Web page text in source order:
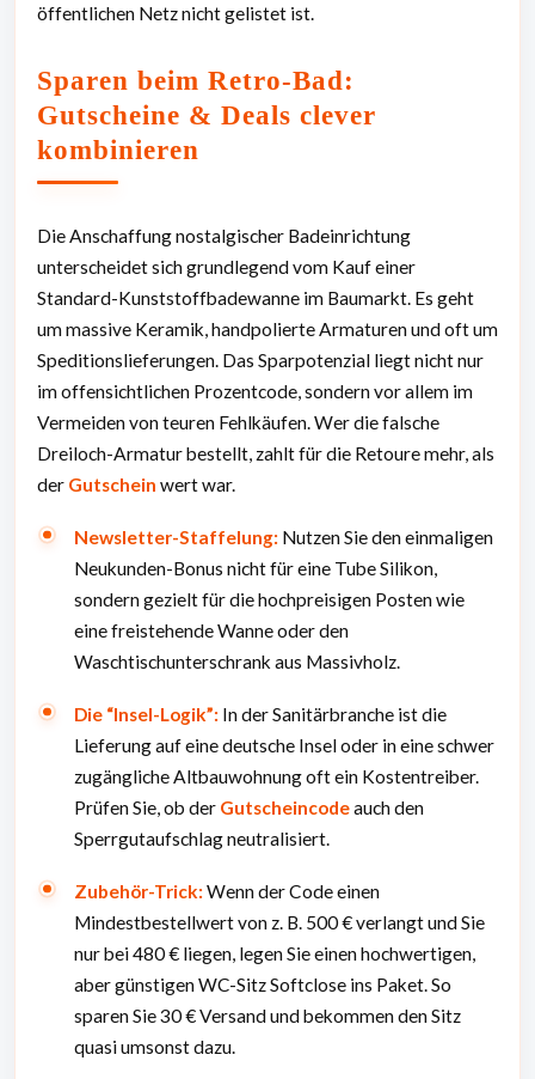
öffentlichen Netz nicht gelistet ist.
Sparen beim Retro-Bad:
Gutscheine & Deals clever
kombinieren
Die Anschaffung nostalgischer Badeinrichtung
unterscheidet sich grundlegend vom Kauf einer
Standard-Kunststoffbadewanne im Baumarkt. Es geht
um massive Keramik, handpolierte Armaturen und oft um
Speditionslieferungen. Das Sparpotenzial liegt nicht nur
im offensichtlichen Prozentcode, sondern vor allem im
Vermeiden von teuren Fehlkäufen. Wer die falsche
Dreiloch-Armatur bestellt, zahlt für die Retoure mehr, als
der Gutschein wert war.
Newsletter-Staffelung: Nutzen Sie den einmaligen
Neukunden-Bonus nicht für eine Tube Silikon,
sondern gezielt für die hochpreisigen Posten wie
eine freistehende Wanne oder den
Waschtischunterschrank aus Massivholz.
Die “Insel-Logik”: In der Sanitärbranche ist die
Lieferung auf eine deutsche Insel oder in eine schwer
zugängliche Altbauwohnung oft ein Kostentreiber.
Prüfen Sie, ob der Gutscheincodeauch den
Sperrgutaufschlag neutralisiert.
Zubehör-Trick:Wenn der Code einen
Mindestbestellwert von z. B. 500 € verlangt und Sie
nur bei 480 € liegen, legen Sie einen hochwertigen,
aber günstigen WC-Sitz Softclose ins Paket. So
sparen Sie 30 € Versand und bekommen den Sitz
quasi umsonst dazu.